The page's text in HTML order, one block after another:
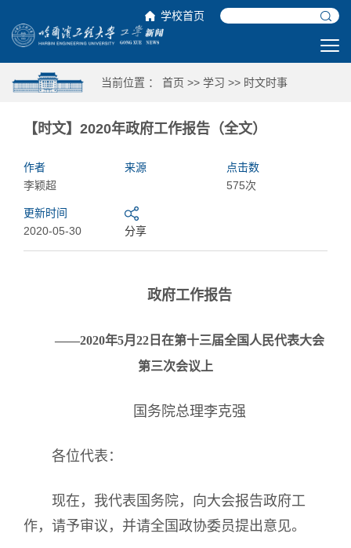
学校首页
当前位置 ： 首页 >> 学习 >> 时文时事
【时文】2020年政府工作报告（全文）
作者
李颖超
来源
点击数
575次
更新时间
2020-05-30
分享
政府工作报告
——2020年5月22日在第十三届全国人民代表大会
第三次会议上
国务院总理李克强
各位代表：
现在，我代表国务院，向大会报告政府工
作，请予审议，并请全国政协委员提出意见。